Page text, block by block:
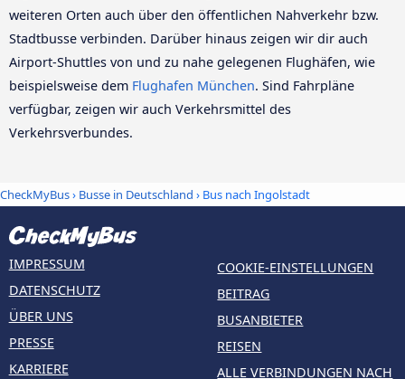
weiteren Orten auch über den öffentlichen Nahverkehr bzw.
Stadtbusse verbinden. Darüber hinaus zeigen wir dir auch
Airport-Shuttles von und zu nahe gelegenen Flughäfen, wie
beispielsweise dem Flughafen München. Sind Fahrpläne
verfügbar, zeigen wir auch Verkehrsmittel des
Verkehrsverbundes.
CheckMyBus› Busse in Deutschland › Bus nach Ingolstadt
IMPRESSUM
DATENSCHUTZ
ÜBER UNS
PRESSE
KARRIERE
COOKIE-EINSTELLUNGEN
BEITRAG
BUSANBIETER
REISEN
ALLE VERBINDUNGEN NACH